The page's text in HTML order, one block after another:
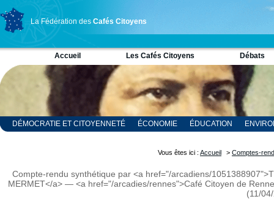
La Fédération des Cafés Citoyens
Accueil Les Cafés Citoyens Débats
DÉMOCRATIE ET CITOYENNETÉ ÉCONOMIE ÉDUCATION
Vous êtes ici : Accueil > Comptes-
Compte-rendu synthétique par <a href="/arcadiens/
MERMET</a> — <a href="/arcadies/rennes">Café Citoyen de
(11/